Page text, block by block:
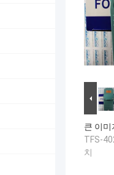
큰 이미
TFS-
치